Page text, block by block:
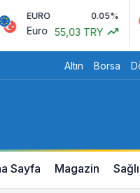
55,03 TRY
Altın Borsa
Sayfa Magazin